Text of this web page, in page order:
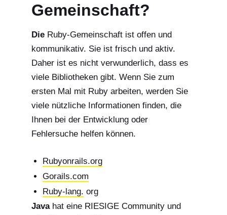
Gemeinschaft?
Die Ruby-Gemeinschaft ist offen und
kommunikativ. Sie ist frisch und aktiv.
Daher ist es nicht verwunderlich, dass es
viele Bibliotheken gibt. Wenn Sie zum
ersten Mal mit Ruby arbeiten, werden Sie
viele nützliche Informationen finden, die
Ihnen bei der Entwicklung oder
Fehlersuche helfen können.
Rubyonrails.org
Gorails.com
Ruby-lang. org
Javahat eine RIESIGE Community und